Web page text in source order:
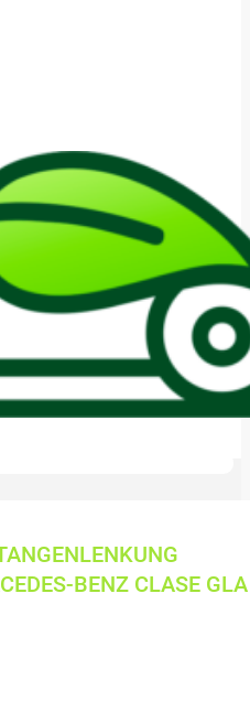
BENZ CLASE GLA